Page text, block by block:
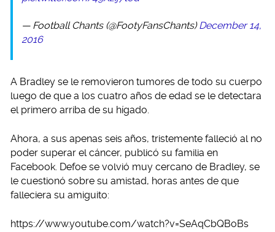
— Football Chants (@FootyFansChants)December 14,
2016
A Bradley se le removieron tumores de todo su cuerpo
luego de que a los cuatro años de edad se le detectara
el primero arriba de su hígado.
Ahora, a sus apenas seis años, tristemente falleció al no
poder superar el cáncer, publicó su familia en
Facebook. Defoe se volvió muy cercano de Bradley, se
le cuestionó sobre su amistad, horas antes de que
falleciera su amiguito:
https://www.youtube.com/watch?v=SeAqCbQBoBs